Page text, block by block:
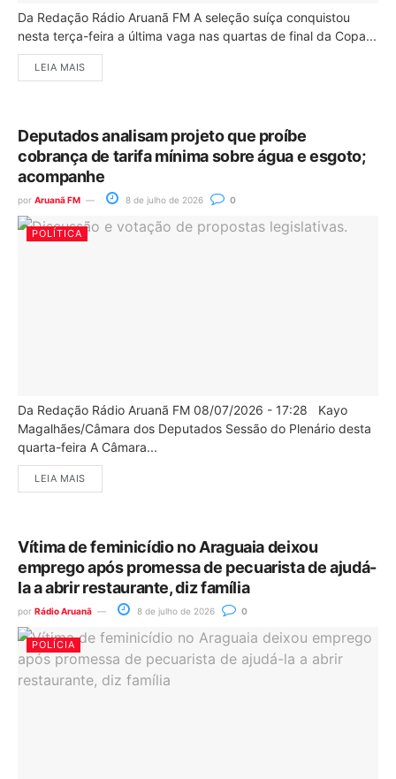
Da Redação Rádio Aruanã FM A seleção suíça conquistou
nesta terça-feira a última vaga nas quartas de final da Copa...
LEIA MAIS
Deputados analisam projeto que proíbe
cobrança de tarifa mínima sobre água e esgoto;
acompanhe
por Aruanã FM 8 de julho de 2026 0
POLÍTICA
Da Redação Rádio Aruanã FM 08/07/2026 - 17:28 Kayo
Magalhães/Câmara dos Deputados Sessão do Plenário desta
quarta-feira A Câmara...
LEIA MAIS
Vítima de feminicídio no Araguaia deixou
emprego após promessa de pecuarista de ajudá-
la a abrir restaurante, diz família
por Rádio Aruanã 8 de julho de 2026 0
POLÍCIA